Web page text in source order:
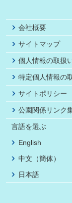
会社概要
サイトマップ
個人情報の取扱
特定個人情報の
サイトポリシー
公園関係リンク
言語を選ぶ
English
中文（簡体）
日本語